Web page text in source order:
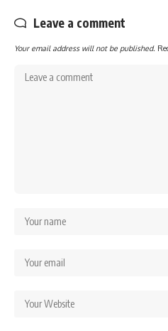
Leave a comment
Your email address will not be published.